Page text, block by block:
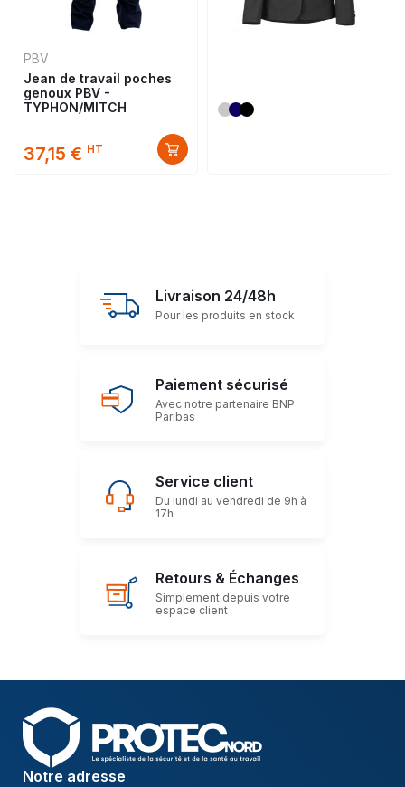
PBV
Jean de travail poches
genoux PBV -
TYPHON/MITCH
37,15 € HT
Livraison 24/48h
Pour les produits en stock
Paiement sécurisé
Avec notre partenaire BNP
Paribas
Service client
Du lundi au vendredi de 9h à
17h
Retours & Échanges
Simplement depuis votre
espace client
Notre adresse